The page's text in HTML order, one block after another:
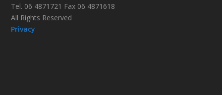
Tel. 06 4871721 Fax 06 4871618
All Rights Reserved
Privacy